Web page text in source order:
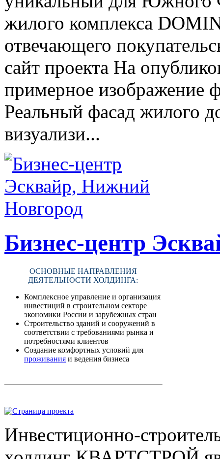
жилого комплекса
отвечающего
сайт проекта На
примерное изображение
Реальный фасад жилого
визуализи...
Бизнес-центр
ОСНОВНЫЕ НАПРАВЛЕНИЯ
ДЕЯТЕЛЬНОСТИ ХОЛДИНГА:
Комплексное управление и организация
инвестиций в строительном секторе
экономики России и зарубежных стран
Строительство зданий и сооружений в
соответствии с требованиями рынка и
потребностями клиентов
Создание комфортных условий для
проживания и ведения бизнеса
Инвестиционно-